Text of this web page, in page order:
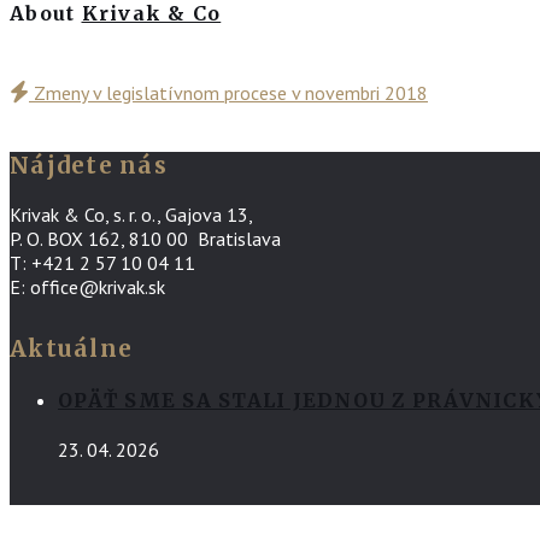
About Krivak & Co
Zmeny v legislatívnom procese v novembri 2018
Nájdete nás
Krivak & Co, s. r. o., Gajova 13,
P. O. BOX 162, 810 00 Bratislava
T: +421 2 57 10 04 11
E: office@krivak.sk
Aktuálne
OPÄŤ SME SA STALI JEDNOU Z
23. 04. 2026